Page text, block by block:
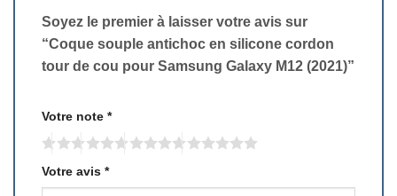
Soyez le premier à laisser votre avis sur
“Coque souple antichoc en silicone cordon
tour de cou pour Samsung Galaxy M12 (2021)”
Votre note *
Votre avis *